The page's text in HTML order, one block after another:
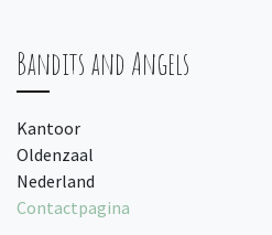
Bandits and Angels
Kantoor
Oldenzaal
Nederland
Contactpagina